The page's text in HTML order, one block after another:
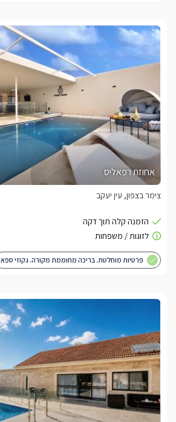
אחוזת רפאליס
צימר בצפון, עין יעקב
פרטיות מוחלטת. בריכה מחוממת מקורה. גקוזי ספא